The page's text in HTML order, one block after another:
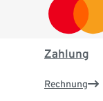
Zahlung
Rechnung